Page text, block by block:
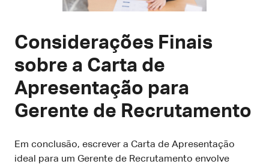
Considerações Finais
sobre a Carta de
Apresentação para
Gerente de Recrutamento
Em conclusão, escrever a Carta de Apresentação
ideal para um Gerente de Recrutamento envolve